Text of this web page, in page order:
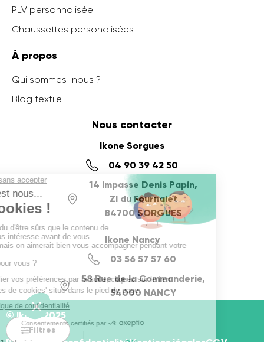
Filtres
PLV personnalisée
Chaussettes personalisées
À propos
Qui sommes-nous ?
Blog textile
Nous contacter
Ikone Sorgues
04 90 39 42 50
14 impasse Denis Papin,
ZI du Fournalet
84700 SORGUES
Ikone Nancy
03 56 57 57 60
58 Rue de la Commanderie,
54000 NANCY
© Ikone 2025